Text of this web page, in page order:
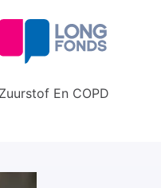
Zuurstof En COPD